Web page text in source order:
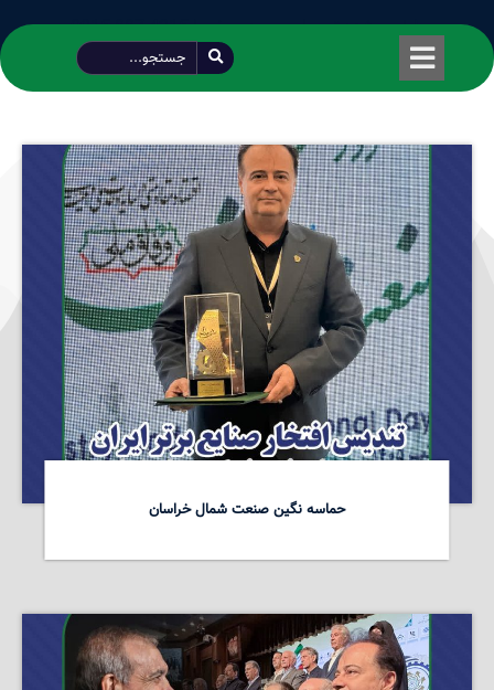
طراحی شده توسط محمود سیفی | 4215 887 0915
حماسه نگین صنعت شمال خراسان